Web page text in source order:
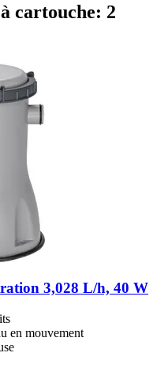
cartouche: 2
3,028 L/h, 40 W
en mouvement